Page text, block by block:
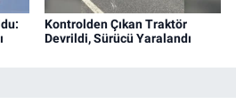
Kontrolden Çıkan Traktör
Devrildi, Sürücü Yaralandı